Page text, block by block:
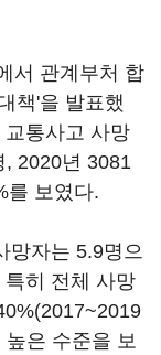
서 관계부처 합
책'을 발표했
통사고 사망
, 2020년 3081
를 보였다.
망자는 5.9명으
히 전체 사망
은 수준을 보